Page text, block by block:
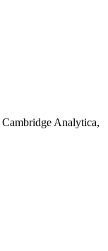
Cambridge Analytica,